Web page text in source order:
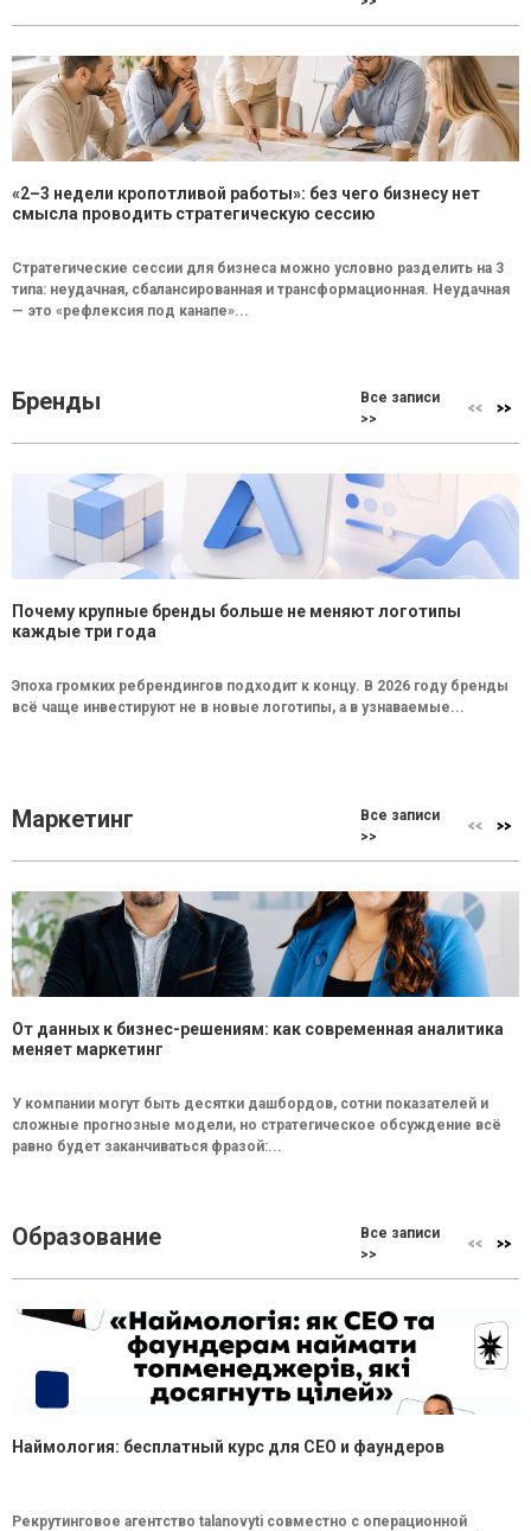
«2–3 недели кропотливой работы»: без чего бизнесу нет
смысла проводить стратегическую сессию
Стратегические сессии для бизнеса можно условно разделить на 3
типа: неудачная, сбалансированная и трансформационная. Неудачная
— это «рефлексия под канапе»...
Бренды
Все записи
>>
Почему крупные бренды больше не меняют логотипы
каждые три года
Эпоха громких ребрендингов подходит к концу. В 2026 году бренды
всё чаще инвестируют не в новые логотипы, а в узнаваемые...
Маркетинг
Все записи
>>
От данных к бизнес-решениям: как современная аналитика
меняет маркетинг
У компании могут быть десятки дашбордов, сотни показателей и
сложные прогнозные модели, но стратегическое обсуждение всё
равно будет заканчиваться фразой:...
Образование
Все записи
>>
Наймология: бесплатный курс для CEO и фаундеров
Рекрутинговое агентство talanovyti совместно с операционной